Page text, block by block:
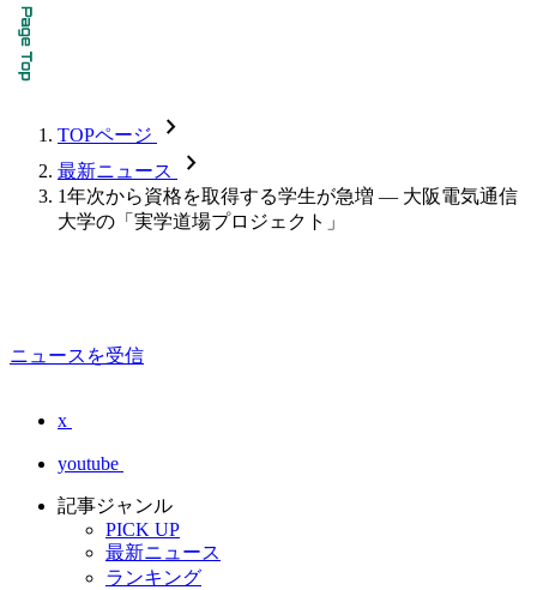
TOPページ chevron_forward
最新ニュース chevron_forward
1年次から資格を取得する学生が急増 — 大阪電気通信
大学の「実学道場プロジェクト」
ニュースを受信
x
youtube
記事ジャンル
PICK UP
最新ニュース
ランキング